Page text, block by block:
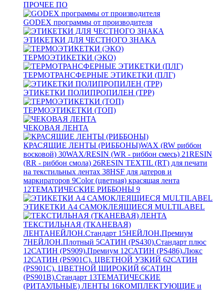
ПРОЧЕЕ ПО
GODEX программы от производителя
ЭТИКЕТКИ ДЛЯ ЧЕСТНОГО ЗНАКА
ТЕРМОЭТИКЕТКИ (ЭКО)
ТЕРМОТРАНСФЕРНЫЕ ЭТИКЕТКИ (ПЛГ)
ЭТИКЕТКИ ПОЛИПРОПИЛЕН (TPP)
ТЕРМОЭТИКЕТКИ (ТОП)
ЧЕКОВАЯ ЛЕНТА
КРАСЯЩИЕ ЛЕНТЫ (РИББОНЫ)WAX (RW риббон
восковой) 30WAX/RESIN (WR - риббон смесь) 21RESIN
(RR - риббон смола) 26RESIN TEXTIL (RT) для печати
на текстильных лентах 38HSF для датеров и
маркираторов 9Color (цветная) красящая лента
12ТЕМАТИЧЕСКИЕ РИББОНЫ 9
ЭТИКЕТКИ А4 САМОКЛЕЯЩИЕСЯ MULTILABEL
ТЕКСТИЛЬНАЯ (ТКАНЕВАЯ)
ЛЕНТАНЕЙЛОН.Стандарт 15НЕЙЛОН.Премиум
7НЕЙЛОН.Плотный 5САТИН (PS430).Стандарт плюс
12САТИН (PS909).Премиум 12САТИН (PS486).Люкс
12САТИН (PS901C). ЦВЕТНОЙ УЗКИЙ 62САТИН
(PS901C). ЦВЕТНОЙ ШИРОКИЙ 6САТИН
(PS901B).Стандарт 13ТЕМАТИЧЕСКИЕ
(РИТАУЛЬНЫЕ) ЛЕНТЫ 16КОМПЛЕКТУЮЩИЕ и